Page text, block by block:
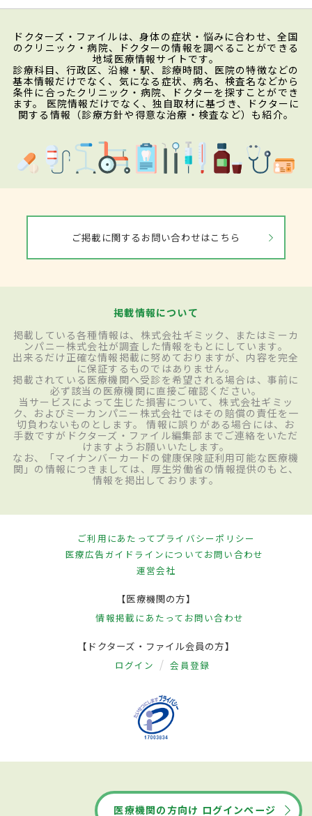
ドクターズ・ファイルは、身体の症状・悩みに合わせ、全国
のクリニック・病院、ドクターの情報を調べることができる
地域医療情報サイトです。
診療科目、行政区、沿線・駅、診療時間、医院の特徴などの
基本情報だけでなく、気になる症状、病名、検査名などから
条件に合ったクリニック・病院、ドクターを探すことができ
ます。 医院情報だけでなく、独自取材に基づき、ドクターに
関する情報（診療方針や得意な治療・検査など）も紹介。
ご掲載に関するお問い合わせはこちら
掲載情報について
掲載している各種情報は、株式会社ギミック、またはミーカ
ンパニー株式会社が調査した情報をもとにしています。
出来るだけ正確な情報掲載に努めておりますが、内容を完全
に保証するものではありません。
掲載されている医療機関へ受診を希望される場合は、事前に
必ず該当の医療機関に直接ご確認ください。
当サービスによって生じた損害について、株式会社ギミッ
ク、およびミーカンパニー株式会社ではその賠償の責任を一
切負わないものとします。 情報に誤りがある場合には、お
手数ですがドクターズ・ファイル編集部までご連絡をいただ
けますようお願いいたします。
なお、「マイナンバーカードの健康保険証利用可能な医療機
関」の情報につきましては、厚生労働省の情報提供のもと、
情報を掲出しております。
ご利用にあたってプライバシーポリシー
医療広告ガイドラインについてお問い合わせ
運営会社
【医療機関の方】
情報掲載にあたって お問い合わせ
【ドクターズ・ファイル会員の方】
ログイン 会員登録
医療機関の方向け ログインページ